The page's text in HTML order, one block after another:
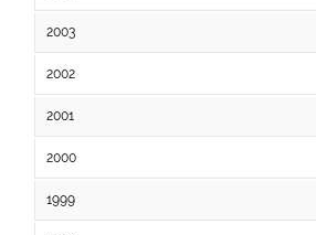
2003
2002
2001
2000
1999